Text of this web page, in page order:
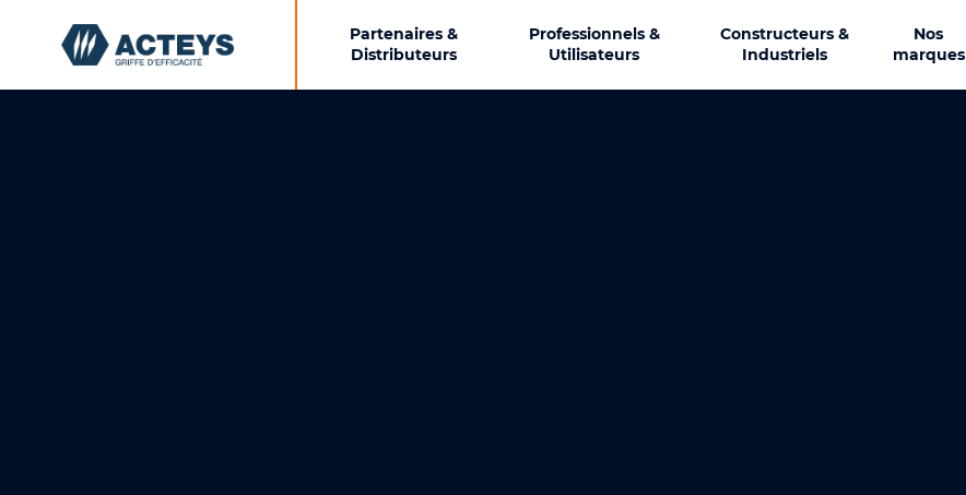
Partenaires &
Distributeurs
Professionnels &
Utilisateurs
Constructeurs &
Industriels
Nos
marques